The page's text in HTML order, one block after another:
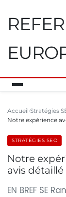
Accueil Stratégies
Notre expérience
STRATÉGIES SEO
Notre
avis détaillé
EN BREF SE